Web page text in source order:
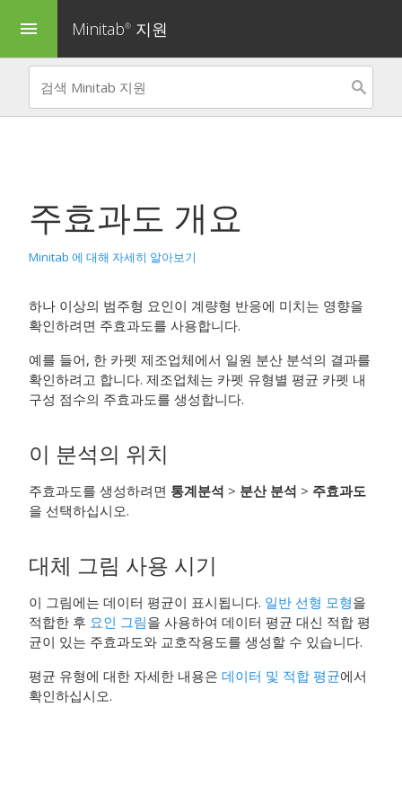
menu Minitab® 지원
주효과도 개요
Minitab 에 대해 자세히 알아보기
하나 이상의 범주형 요인이 계량형 반응에 미치는 영향을
확인하려면 주효과도를 사용합니다.
예를 들어, 한 카펫 제조업체에서 일원 분산 분석의 결과를
확인하려고 합니다. 제조업체는 카펫 유형별 평균 카펫 내
구성 점수의 주효과도를 생성합니다.
이 분석의 위치
주효과도를 생성하려면 통계분석 > 분산 분석 > 주효과도
을 선택하십시오.
대체 그림 사용 시기
이 그림에는 데이터 평균이 표시됩니다. 일반 선형 모형을
적합한 후 요인 그림을 사용하여 데이터 평균 대신 적합 평
균이 있는 주효과도와 교호작용도를 생성할 수 있습니다.
평균 유형에 대한 자세한 내용은 데이터 및 적합 평균에서
확인하십시오.